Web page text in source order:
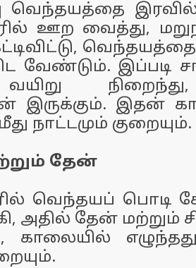
வெந்தயத்தை இரவில்
ஊற வைத்து,
வேண்டும். இப்படி
இருக்கும். இதன்
நாட்டமும் குறையும்.
தேன்
வெந்தயப் பொடி
அதில் தேன் மற்றும்
காலையில்